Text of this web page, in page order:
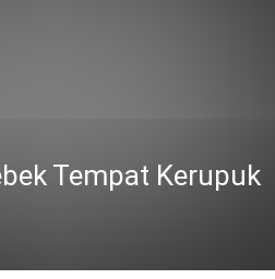
Tempat Kerupuk